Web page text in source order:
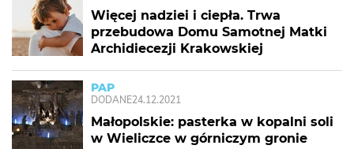
Więcej nadziei i ciepła. Trwa
przebudowa Domu Samotnej Matki
Archidiecezji Krakowskiej
PAP
DODANE24.12.2021
Małopolskie: pasterka w kopalni soli
w Wieliczce w górniczym gronie